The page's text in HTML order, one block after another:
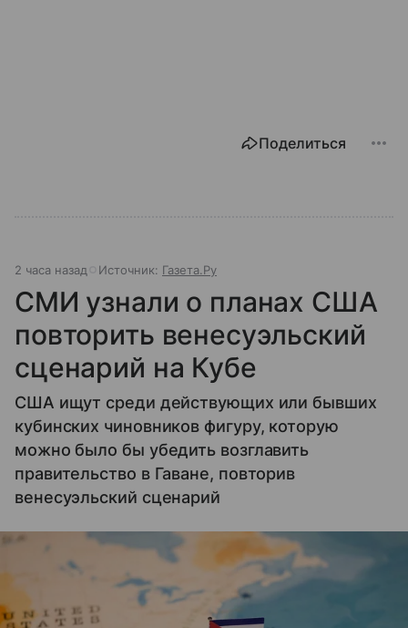
Поделиться
2 часа назад Источник: Газета.Ру
СМИ узнали о планах США
повторить венесуэльский
сценарий на Кубе
США ищут среди действующих или бывших
кубинских чиновников фигуру, которую
можно было бы убедить возглавить
правительство в Гаване, повторив
венесуэльский сценарий